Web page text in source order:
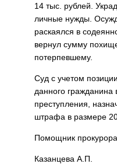
14 тыс. рублей.
личные нужды.
раскаялся в
вернул сумму
потерпевшему.
Суд с учетом
данного
преступления,
штрафа в размере
Помощник прокурора
Казанцева А.П.